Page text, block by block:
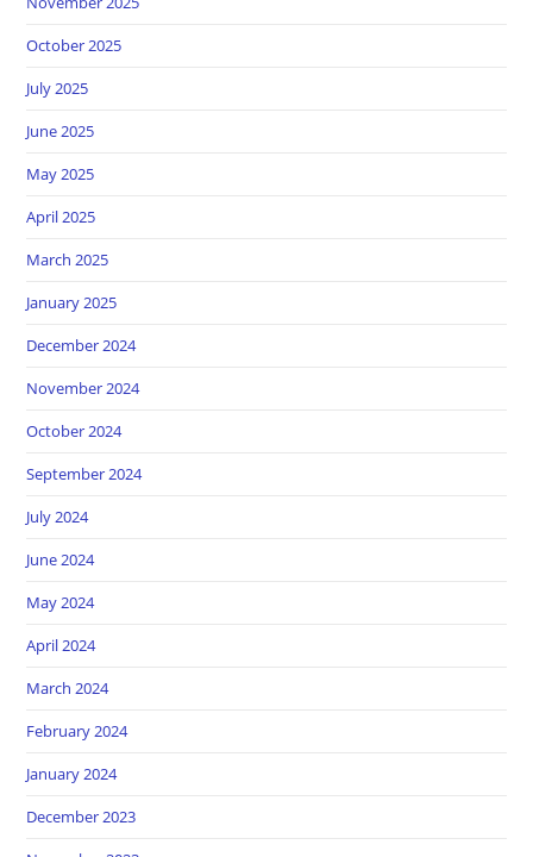
October 2025
July 2025
June 2025
May 2025
April 2025
March 2025
January 2025
December 2024
November 2024
October 2024
September 2024
July 2024
June 2024
May 2024
April 2024
March 2024
February 2024
January 2024
December 2023